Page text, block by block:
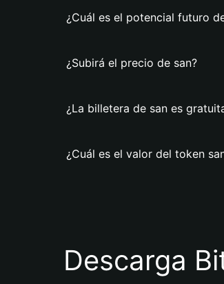
¿Cuál es el potencial futuro
¿Subirá el precio de san?
¿La billetera de san es
¿Cuál es el valor del token
Descarga